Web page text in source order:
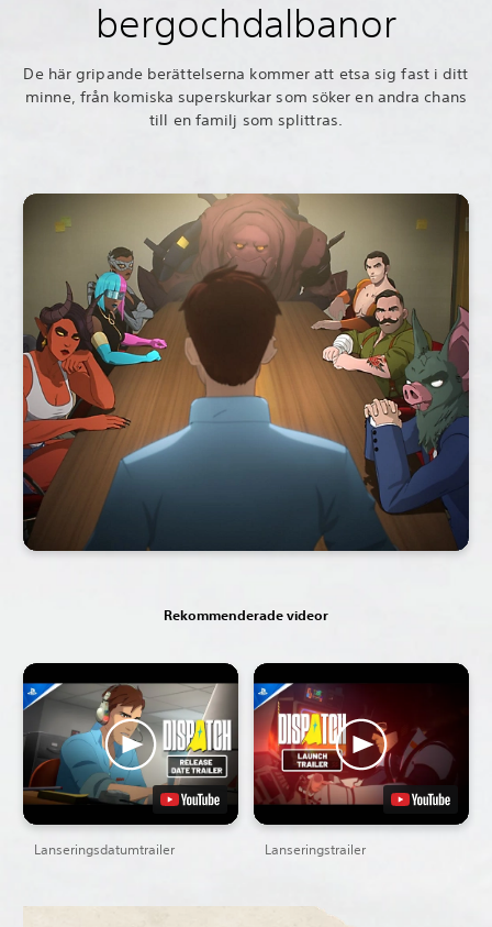
bergochdalbanor
De här gripande berättelserna kommer att etsa sig fast i ditt
minne, från komiska superskurkar som söker en andra chans
till en familj som splittras.
Rekommenderade videor
Lanseringsdatumtrailer Lanseringstrailer